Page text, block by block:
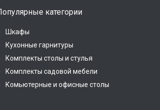
категории
Шкафы
Кухонные гарнитуры
Комплекты столы и стулья
Комплекты садовой мебели
Комьютерные и офисные столы